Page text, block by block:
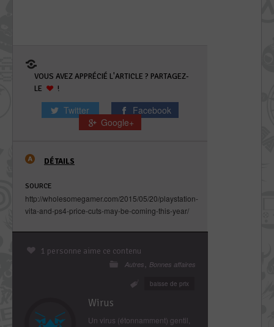
VOUS AVEZ APPRÉCIÉ L'ARTICLE ? PARTAGEZ-
LE
!
Twitter
Facebook
Google+
DÉTAILS
SOURCE
http://wholesomegamer.com/2015/05/20/playstation-
vita-and-ps4-price-cuts-may-be-coming-this-year/
1 personne aime ce contenu
Autres, Bonnes affaires
baisse de prix
Wirus
Un virus (étonnamment) gentil,